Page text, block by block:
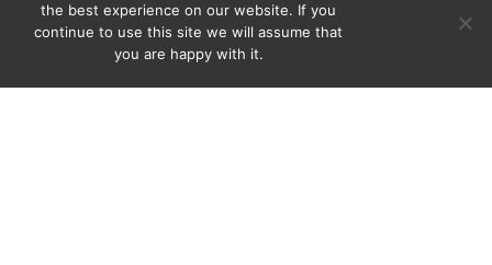
the best experience on our website. If you
continue to use this site we will assume that
you are happy with it.